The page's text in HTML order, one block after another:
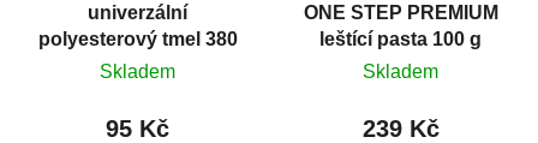
univerzální
polyesterový tmel 380
g
Skladem
95 Kč
ONE STEP PREMIUM
leštící pasta 100 g
Skladem
239 Kč